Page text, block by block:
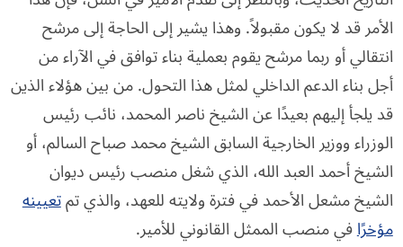
الأمر قد لا يكون مقبولاً. وهذا يشير إلى الحاجة إلى مرشح
انتقالي أو ربما مرشح يقوم بعملية بناء توافق في الآراء من
أجل بناء الدعم الداخلي لمثل هذا التحول. من بين هؤلاء الذين
قد يلجأ إليهم بعيدًا عن الشيخ ناصر المحمد، نائب رئيس
الوزراء ووزير الخارجية السابق الشيخ محمد صباح السالم، أو
الشيخ أحمد العبد الله، الذي شغل منصب رئيس ديوان
الشيخ مشعل الأحمد في فترة ولايته للعهد، والذي تمتعيينه
مؤخرًافي منصب الممثل القانوني للأمير.